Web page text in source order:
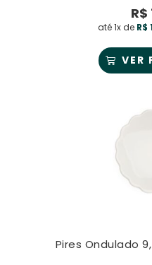
R$
até 1x de R$
VER
Pires Ondulado